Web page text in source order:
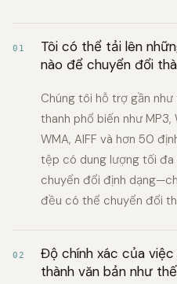
01
Tôi có thể tải lên
nào để chuyển đổi
Chúng tôi hỗ trợ gần
thanh phổ biến như MP3,
WMA, AIFF và hơn 50
tệp có dung lượng tối
chuyển đổi định
đều có thể chuyển đổi
02
Độ chính xác của
thành văn bản như